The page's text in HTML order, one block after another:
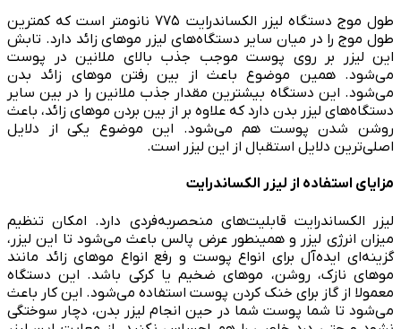
طول موج دستگاه لیزر الکساندرایت ۷۷۵ نانومتر است که کمترین
طول موج را در میان سایر دستگاه‌های لیزر موهای زائد دارد. تابش
این لیزر بر روی پوست موجب جذب بالای ملانین در پوست
می‌شود. همین موضوع باعث از بین رفتن موهای زائد بدن
می‌شود. این دستگاه بیشترین مقدار جذب ملانین را در بین سایر
دستگاه‌های لیزر بدن دارد که علاوه بر از بین بردن موهای زائد، باعث
روشن شدن پوست هم می‌شود. این موضوع یکی از دلایل
اصلی‌ترین دلایل استقبال از این لیزر است.
مزایای استفاده از لیزر الکساندرایت
لیزر الکساندرایت قابلیت‌های منحصربه‌فردی دارد. امکان تنظیم
میزان انرژی لیزر و همینطور عرض پالس باعث می‌شود تا این لیزر،
گزینه‌ای ایده‌آل برای انواع پوست و رفع انواع موهای زائد مانند
موهای نازک، روشن، موهای ضخیم یا کرکی باشد. این دستگاه
معمولا از گاز برای خنک کردن پوست استفاده می‌شود. این کار باعث
می‌شود تا شما پوست شما در حین انجام لیزر بدن، دچار سوختگی